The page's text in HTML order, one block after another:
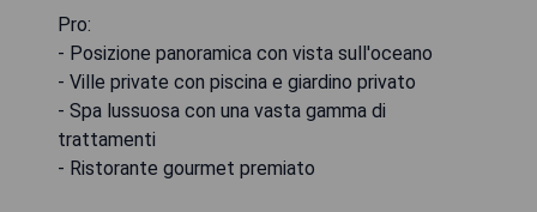
Pro:
- Posizione panoramica con vista sull'oceano
- Ville private con piscina e giardino privato
- Spa lussuosa con una vasta gamma di
trattamenti
- Ristorante gourmet premiato